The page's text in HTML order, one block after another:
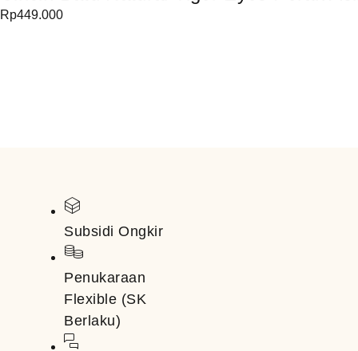
Rp449.000
Subsidi Ongkir
Penukaraan
Flexible (SK
Berlaku)